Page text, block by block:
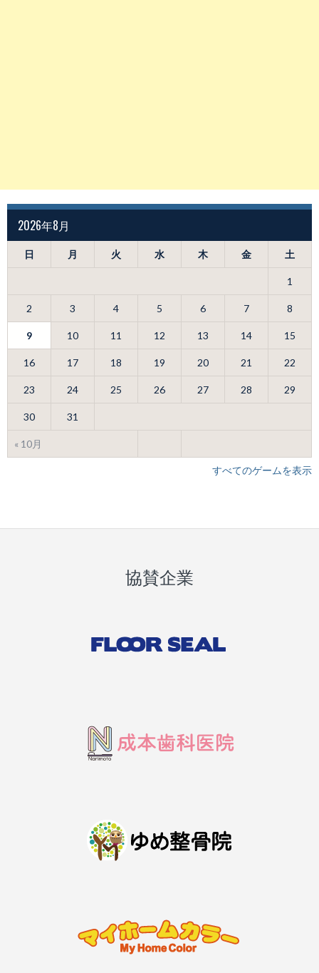
2026年8月
日 月 火 水 木 金 土
« 10月
1
2 3 4 5 6 7 8
9 10 11 12 13 14 15
16 17 18 19 20 21 22
23 24 25 26 27 28 29
30 31
すべてのゲームを表示
協賛企業